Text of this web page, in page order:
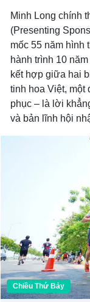
Minh Long chính
(Presenting
mốc 55 năm hình
hành trình 10
kết hợp giữa hai
tinh hoa Việt, một
phục – là lời
và bản lĩnh hội
Chiều Thứ Bảy